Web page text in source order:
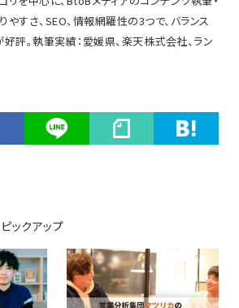
すさ、SEO、情報網羅性の3つで、バランス
評。執筆実績：愛媛県、楽天株式会社、ラン
ピックアップ